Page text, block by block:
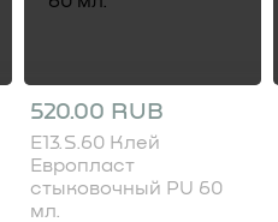
520.00 RUB
E13.S.60 Клей
Европласт
стыковочный PU 60
мл.